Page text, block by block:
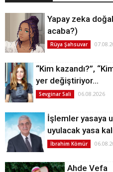
Yapay zeka
acaba?)
Rüya Şahsuvar
“Kim kazandı?”,
yer değiştiriyor…
Sevginar Sali 06.08.2026
İşlemler yasaya
uyulacak yasa
İbrahim Kömür
Ahde Vefa